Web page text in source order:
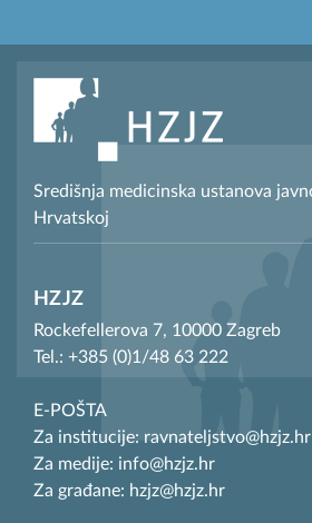
Središnja medicinska ustanova
Hrvatskoj
HZJZ
Rockefellerova 7, 10000 Zagreb
Tel.: +385 (0)1/48 63 222
E-POŠTA
Za institucije: ravnateljstvo@hzjz.hr
Za medije: info@hzjz.hr
Za građane: hzjz@hzjz.hr